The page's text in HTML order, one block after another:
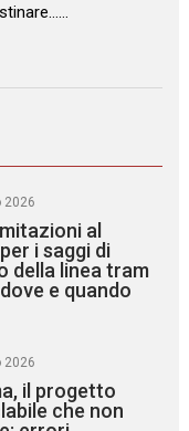
2026
al
i saggi di
della linea tram
e quando
2026
il progetto
che non